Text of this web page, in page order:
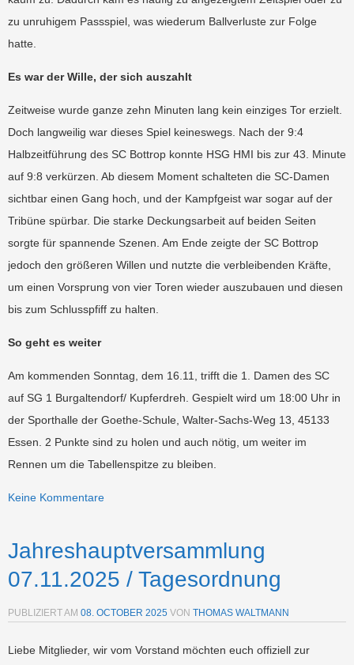
zu unruhigem Passspiel, was wiederum Ballverluste zur Folge
hatte.
Es war der Wille, der sich auszahlt
Zeitweise wurde ganze zehn Minuten lang kein einziges Tor erzielt.
Doch langweilig war dieses Spiel keineswegs. Nach der 9:4
Halbzeitführung des SC Bottrop konnte HSG HMI bis zur 43. Minute
auf 9:8 verkürzen. Ab diesem Moment schalteten die SC-Damen
sichtbar einen Gang hoch, und der Kampfgeist war sogar auf der
Tribüne spürbar. Die starke Deckungsarbeit auf beiden Seiten
sorgte für spannende Szenen. Am Ende zeigte der SC Bottrop
jedoch den größeren Willen und nutzte die verbleibenden Kräfte,
um einen Vorsprung von vier Toren wieder auszubauen und diesen
bis zum Schlusspfiff zu halten.
So geht es weiter
Am kommenden Sonntag, dem 16.11, trifft die 1. Damen des SC
auf SG 1 Burgaltendorf/ Kupferdreh. Gespielt wird um 18:00 Uhr in
der Sporthalle der Goethe-Schule, Walter-Sachs-Weg 13, 45133
Essen. 2 Punkte sind zu holen und auch nötig, um weiter im
Rennen um die Tabellenspitze zu bleiben.
Keine Kommentare
Jahreshauptversammlung
07.11.2025 / Tagesordnung
PUBLIZIERT AM 08. OCTOBER 2025 VON THOMAS WALTMANN
Liebe Mitglieder, wir vom Vorstand möchten euch offiziell zur